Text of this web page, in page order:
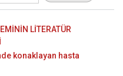
LİTERATÜR
konaklayan hasta